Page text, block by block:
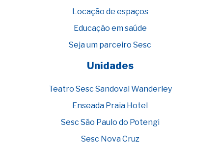
Locação de espaços
Educação em saúde
Seja um parceiro Sesc
Unidades
Teatro Sesc Sandoval Wanderley
Enseada Praia Hotel
Sesc São Paulo do Potengi
Sesc Nova Cruz